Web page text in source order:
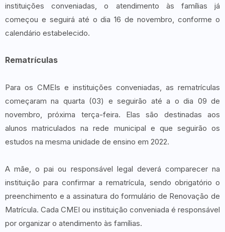
instituições conveniadas, o atendimento às famílias já
começou e seguirá até o dia 16 de novembro, conforme o
calendário estabelecido.
Rematrículas
Para os CMEIs e instituições conveniadas, as rematrículas
começaram na quarta (03) e seguirão até a o dia 09 de
novembro, próxima terça-feira. Elas são destinadas aos
alunos matriculados na rede municipal e que seguirão os
estudos na mesma unidade de ensino em 2022.
A mãe, o pai ou responsável legal deverá comparecer na
instituição para confirmar a rematrícula, sendo obrigatório o
preenchimento e a assinatura do formulário de Renovação de
Matrícula. Cada CMEI ou instituição conveniada é responsável
por organizar o atendimento às famílias.